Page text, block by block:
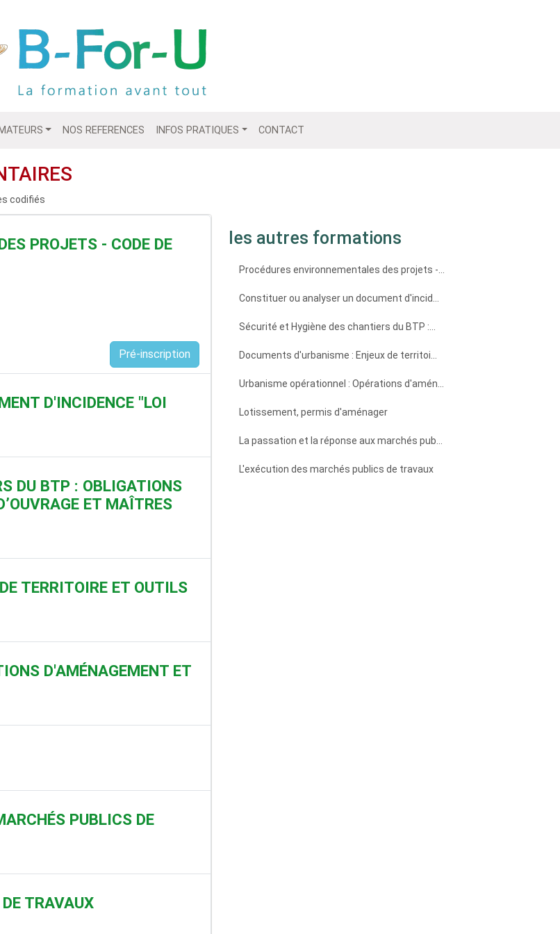
NOS REFERENCES INFOS PRATIQUES CONTACT
codifiés
PROJETS - CODE DE
Pré-inscription
D'INCIDENCE "LOI
DU BTP : OBLIGATIONS
ET MAÎTRES
TERRITOIRE ET OUTILS
D'AMÉNAGEMENT ET
PUBLICS DE
TRAVAUX
les autres formations
Procédures environnementales des projets -...
Constituer ou analyser un document d'incid...
Sécurité et Hygiène des chantiers du BTP :...
Documents d'urbanisme : Enjeux de territoi...
Urbanisme opérationnel : Opérations d'amén...
Lotissement, permis d'aménager
La passation et la réponse aux marchés pub...
L'exécution des marchés publics de travaux